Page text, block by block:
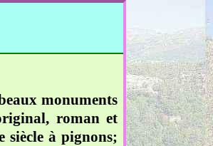
monuments
roman et
à pignons;